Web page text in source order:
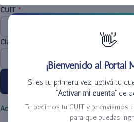
👋
¡Bienvenido al Portal
Si es tu primera vez, activá tu
“Activar mi cuenta”de
Te pedimos tu CUIT y te enviamos
para que puedas
CUIT *
Clave
Ingresar
Activar mi cuenta